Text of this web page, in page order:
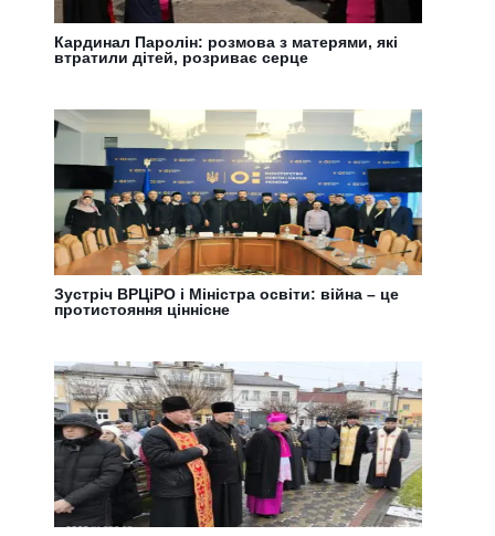
Кардинал Паролін: розмова з матерями, які
втратили дітей, розриває серце
Зустріч ВРЦіРО і Міністра освіти: війна – це
протистояння ціннісне